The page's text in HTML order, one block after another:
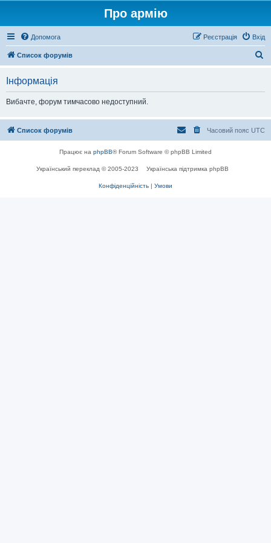
Про армію
Допомога Вхід
Реєстрація
Список форумів
Інформація
Вибачте, форум тимчасово недоступний.
Список форумів Часовий пояс UTC
Працює на phpBB® Forum Software © phpBB Limited
Український переклад © 2005-2023 Українська підтримка phpBB
Конфіденційність | Умови